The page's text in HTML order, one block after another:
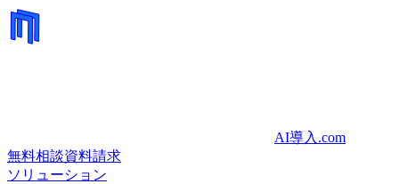
AI導入.com
無料相談資料請求
ソリューション